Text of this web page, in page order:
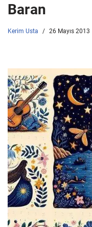
Baran
Kerim Usta 26 Mayıs 2013